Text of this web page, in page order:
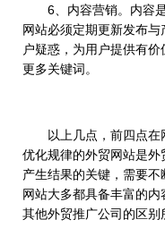
6、内容营销。内容是
网站必须定期更新发布
户疑惑，为用户提供有
更多关键词。
以上几点，前四点在
优化规律的外贸网站是
产生结果的关键，需要
网站大多都具备丰富的
其他外贸推广公司的区别